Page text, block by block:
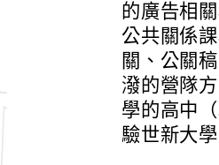
的廣告相
公共關係
關、公關
潑的營隊
學的高中
驗世新大